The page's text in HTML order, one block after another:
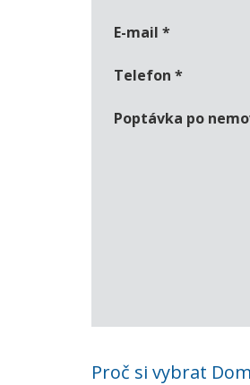
E-mail *
Telefon *
Poptávka po
Proč si vybrat